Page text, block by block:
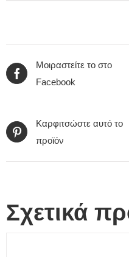
Μοιραστείτε το στο
Facebook
Καρφιτσώστε αυτό το
προϊόν
Σχετικά